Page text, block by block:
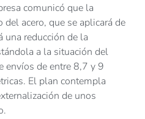
comunicó que la
acero, que se aplicará de
reducción de la
a la situación del
envíos de entre 8,7 y 9
El plan contempla
de unos